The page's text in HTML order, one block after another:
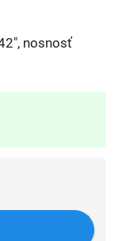
nosnosť